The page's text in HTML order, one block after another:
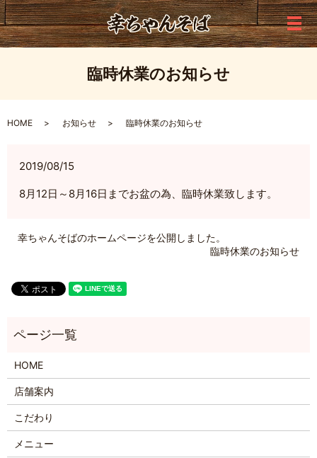
メ
臨時休業のお知らせ
HOME お知らせ 臨時休業のお知らせ
2019/08/15
8月12日～8月16日までお盆の為、臨時休業致します。
幸ちゃんそばのホームページを公開しました。
臨時休業のお知らせ
HOME
店舗案内
こだわり
メニュー